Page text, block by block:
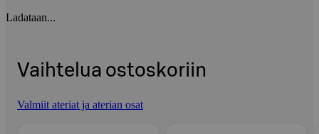
Ladataan...
Vaihtelua ostoskoriin
Valmiit ateriat ja aterian osat